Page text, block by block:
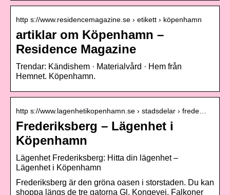
http s://www.residencemagazine.se › etikett › köpenhamn
artiklar om Köpenhamn –
Residence Magazine
Trendar: Kändishem · Materialvård · Hem från
Hemnet. Köpenhamn.
http s://www.lagenhetikopenhamn.se › stadsdelar › frede…
Frederiksberg – Lägenhet i
Köpenhamn
Lägenhet Frederiksberg: Hitta din lägenhet –
Lägenhet i Köpenhamn
Frederiksberg är den gröna oasen i storstaden. Du kan
shoppa längs de tre gatorna Gl. Kongevej, Falkoner